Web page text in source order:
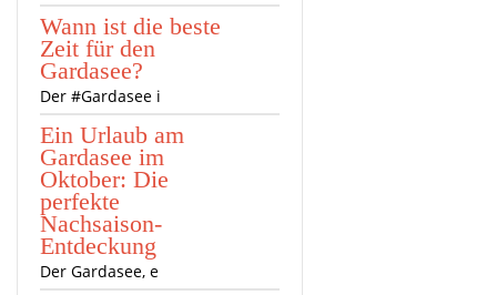
Wann ist die beste
Zeit für den
Gardasee?
Der #Gardasee i
Ein Urlaub am
Gardasee im
Oktober: Die
perfekte
Nachsaison-
Entdeckung
Der Gardasee, e